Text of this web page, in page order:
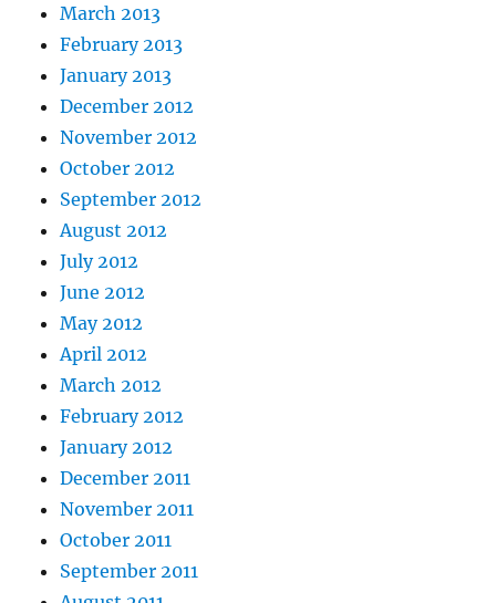
March 2013
February 2013
January 2013
December 2012
November 2012
October 2012
September 2012
August 2012
July 2012
June 2012
May 2012
April 2012
March 2012
February 2012
January 2012
December 2011
November 2011
October 2011
September 2011